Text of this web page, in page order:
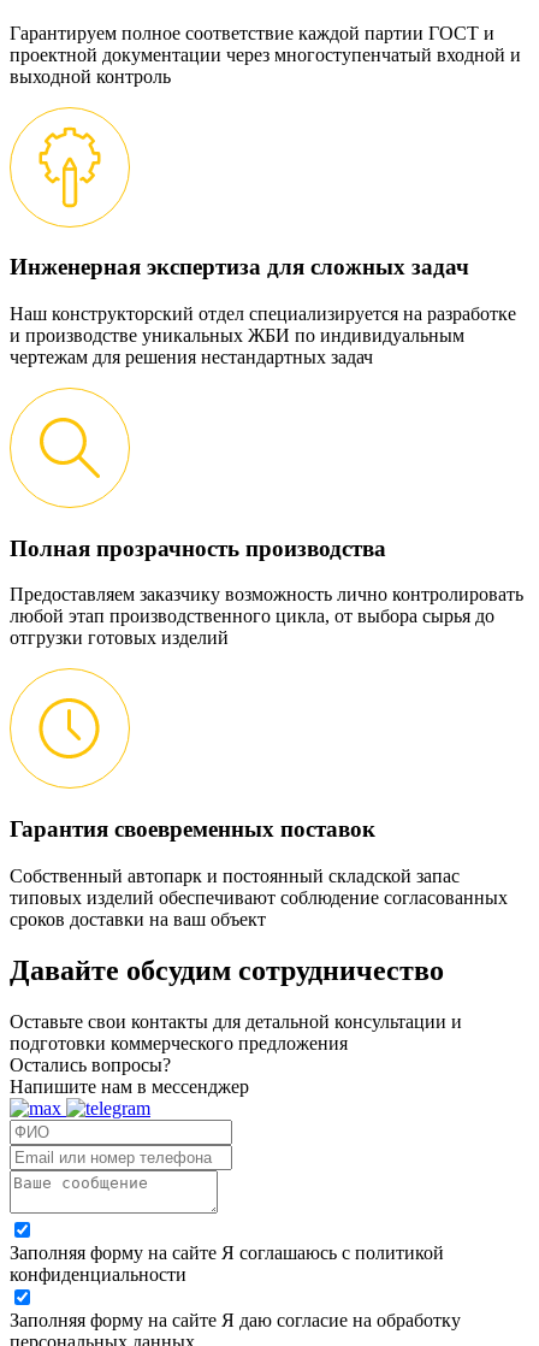
Гарантируем полное соответствие каждой партии ГОСТ и
проектной документации через многоступенчатый входной и
выходной контроль
Инженерная экспертиза для сложных задач
Наш конструкторский отдел специализируется на разработке
и производстве уникальных ЖБИ по индивидуальным
чертежам для решения нестандартных задач
Полная прозрачность производства
Предоставляем заказчику возможность лично контролировать
любой этап производственного цикла, от выбора сырья до
отгрузки готовых изделий
Гарантия своевременных поставок
Собственный автопарк и постоянный складской запас
типовых изделий обеспечивают соблюдение согласованных
сроков доставки на ваш объект
Давайте обсудим сотрудничество
Оставьте свои контакты для детальной консультации и
подготовки коммерческого предложения
Остались вопросы?
Напишите нам в мессенджер
Заполняя форму на сайте Я соглашаюсь с политикой
конфиденциальности
Заполняя форму на сайте Я даю согласие на обработку
персональных данных.